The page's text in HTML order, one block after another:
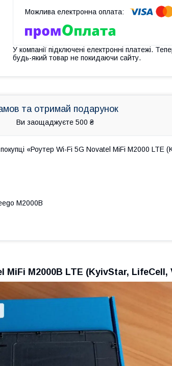
У компанії підключені електронні платежі.
будь-який товар не покидаючи сайту.
та отримай подарунок
Ви заощаджуєте 500 ₴
«Роутер Wi-Fi 5G Novatel MiFi M2000 LTE
M2000B
MiFi M2000B LTE (KyivStar, LifeCell,